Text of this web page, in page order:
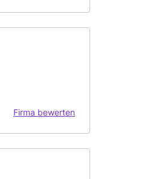
Firma bewerten